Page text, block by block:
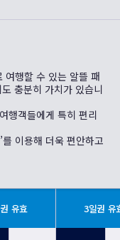
여행할 수 있는 알뜰 패
충분히 가치가 있습니
행객들에게 특히 편리
이용해 더욱 편안하고
유효 3일권 유